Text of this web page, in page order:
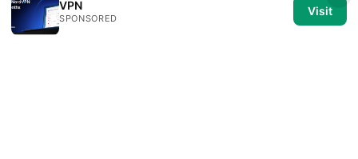
VPN
SPONSORED
Visit